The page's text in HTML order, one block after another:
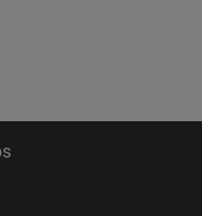
en nueva ventana)